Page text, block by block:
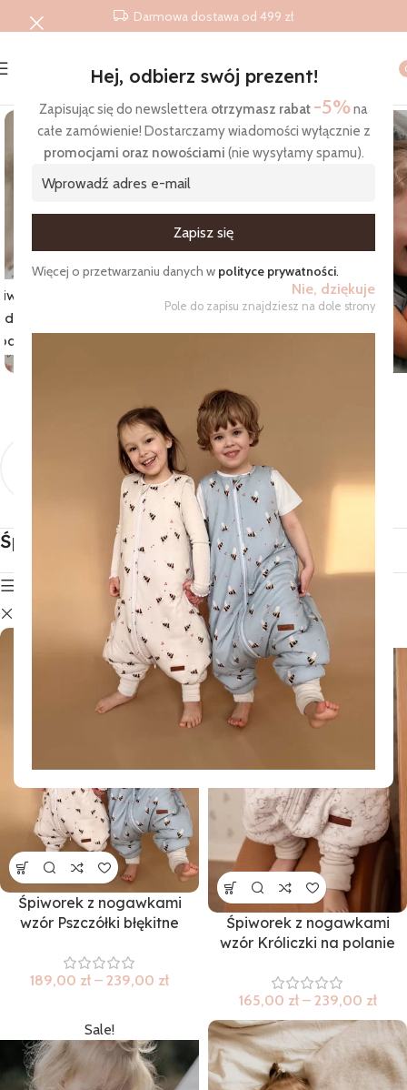
Hej, odbierz swój prezent!
Zapisując się do newslettera otrzymasz rabat -5%na
całe zamówienie! Dostarczamy wiadomości wyłącznie z
promocjami oraz nowościami (nie wysyłamy spamu).
Więcej o przetwarzaniu danych w polityce prywatności.
Nie, dziękuje
Pole do zapisu znajdziesz na dole strony
Darmowa dostawa od 499 zł
Produkty Śpiworki do spania
do
Pościel
Śpiworki
niemowlęce
Zobacz produkty
nogawkami
Zobacz produkty
Śpiworki do spania
1,5 TOG
Śpiworek z nogawkami
wzór Pszczółki błękitne
189,00 zł – 239,00 zł
Sale!
Śpiworek z nogawkami
wzór Króliczki na polanie
165,00 zł – 239,00 zł
Sale!